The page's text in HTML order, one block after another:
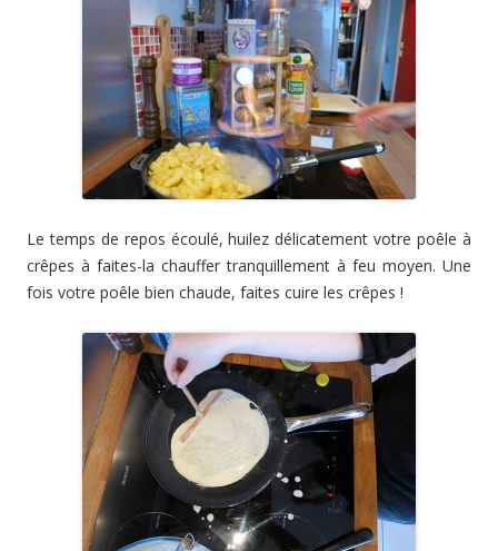
Le temps de repos écoulé, huilez délicatement votre poêle à
crêpes à faites-la chauffer tranquillement à feu moyen. Une
fois votre poêle bien chaude, faites cuire les crêpes !